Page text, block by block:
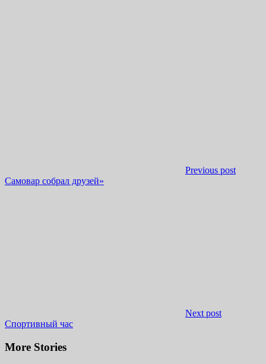
Previous post
Самовар собрал друзей»
Next post
Спортивный час
More Stories